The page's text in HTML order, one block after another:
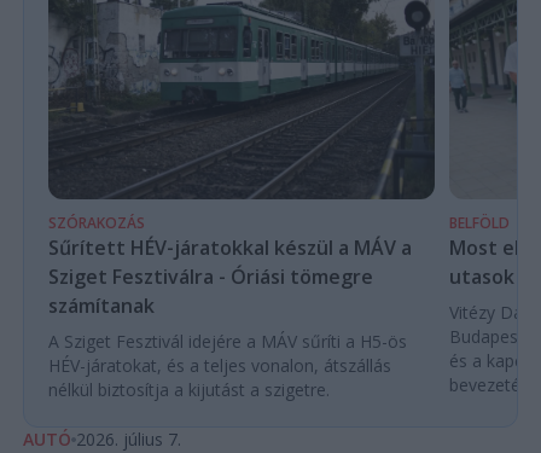
SZÓRAKOZÁS
Sűrített HÉV-járatokkal készül a MÁV a
Sziget Fesztiválra - Óriási tömegre
számítanak
A Sziget Fesztivál idejére a MÁV sűríti a H5-ös
HÉV-járatokat, és a teljes vonalon, átszállás
nélkül biztosítja a kijutást a szigetre.
BELFÖLD
Most
utasok a
Vitézy
és a
bevezetés
AUTÓ 2026. július 7.